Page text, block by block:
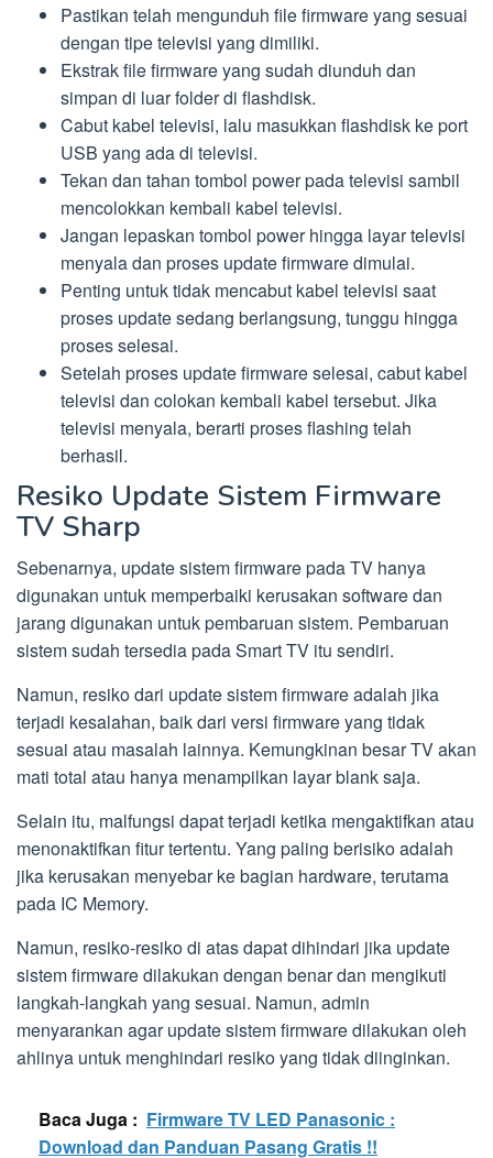
Pastikan telah mengunduh file firmware yang sesuai
dengan tipe televisi yang dimiliki.
Ekstrak file firmware yang sudah diunduh dan
simpan di luar folder di flashdisk.
Cabut kabel televisi, lalu masukkan flashdisk ke port
USB yang ada di televisi.
Tekan dan tahan tombol power pada televisi sambil
mencolokkan kembali kabel televisi.
Jangan lepaskan tombol power hingga layar televisi
menyala dan proses update firmware dimulai.
Penting untuk tidak mencabut kabel televisi saat
proses update sedang berlangsung, tunggu hingga
proses selesai.
Setelah proses update firmware selesai, cabut kabel
televisi dan colokan kembali kabel tersebut. Jika
televisi menyala, berarti proses flashing telah
berhasil.
Resiko Update Sistem Firmware
TV Sharp
Sebenarnya, update sistem firmware pada TV hanya
digunakan untuk memperbaiki kerusakan software dan
jarang digunakan untuk pembaruan sistem. Pembaruan
sistem sudah tersedia pada Smart TV itu sendiri.
Namun, resiko dari update sistem firmware adalah jika
terjadi kesalahan, baik dari versi firmware yang tidak
sesuai atau masalah lainnya. Kemungkinan besar TV akan
mati total atau hanya menampilkan layar blank saja.
Selain itu, malfungsi dapat terjadi ketika mengaktifkan atau
menonaktifkan fitur tertentu. Yang paling berisiko adalah
jika kerusakan menyebar ke bagian hardware, terutama
pada IC Memory.
Namun, resiko-resiko di atas dapat dihindari jika update
sistem firmware dilakukan dengan benar dan mengikuti
langkah-langkah yang sesuai. Namun, admin
menyarankan agar update sistem firmware dilakukan oleh
ahlinya untuk menghindari resiko yang tidak diinginkan.
Baca Juga : Firmware TV LED Panasonic :
Download dan Panduan Pasang Gratis !!